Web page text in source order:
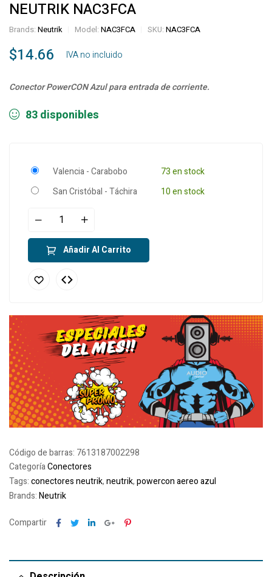
NEUTRIK NAC3FCA
Brands: Neutrik Model: NAC3FCA SKU: NAC3FCA
$14.66 ‎ ‎ ‎ IVA no incluido
Conector PowerCON Azul para entrada de corriente.
83 disponibles
Valencia - Carabobo
73 en stock
San Cristóbal - Táchira
10 en stock
Añadir Al Carrito
Código de barras: 7613187002298
CategoríaConectores
Tags:conectores neutrik,neutrik,powercon aereo azul
Brands:Neutrik
Compartir Facebook
TwitterLinkedinGoogle+Pinterest